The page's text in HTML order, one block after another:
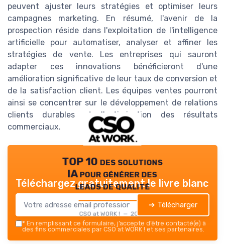
peuvent ajuster leurs stratégies et optimiser leurs
campagnes marketing. En résumé, l'avenir de la
prospection réside dans l'exploitation de l'intelligence
artificielle pour automatiser, analyser et affiner les
stratégies de vente. Les entreprises qui sauront
adapter ces innovations bénéficieront d'une
amélioration significative de leur taux de conversion et
de la satisfaction client. Les équipes ventes pourront
ainsi se concentrer sur le développement de relations
clients durables et l'optimisation des résultats
commerciaux.
TOP 10 des solutions
IA pour générer des
leads de qualité
CSO at WORK ! — 2026
Téléchargez gratuitement le livre blanc
➔ Télécharger
* En remplissant ce formulaire, j’accepte d’être contacté(e) à
des fins commerciales par CSO at WORK ! et ses partenaires.